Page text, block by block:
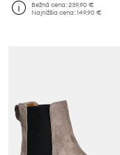
Bežná cena:239,90 €
Najnižšia cena:149,90 €